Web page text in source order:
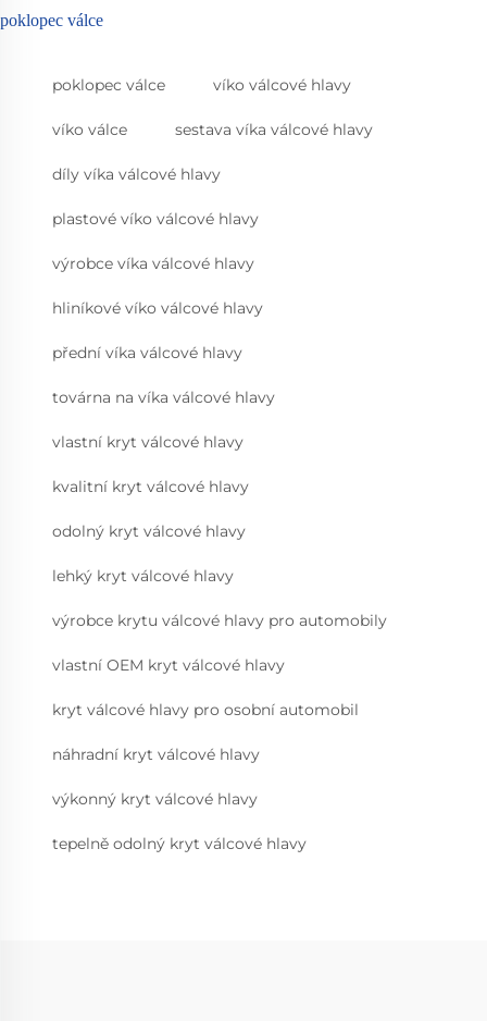
poklopec válce
poklopec válce víko válcové hlavy
víko válce sestava víka válcové hlavy
díly víka válcové hlavy
plastové víko válcové hlavy
výrobce víka válcové hlavy
hliníkové víko válcové hlavy
přední víka válcové hlavy
továrna na víka válcové hlavy
vlastní kryt válcové hlavy
kvalitní kryt válcové hlavy
odolný kryt válcové hlavy
lehký kryt válcové hlavy
výrobce krytu válcové hlavy pro automobily
vlastní OEM kryt válcové hlavy
kryt válcové hlavy pro osobní automobil
náhradní kryt válcové hlavy
výkonný kryt válcové hlavy
tepelně odolný kryt válcové hlavy